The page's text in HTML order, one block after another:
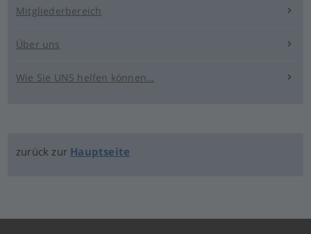
Mitgliederbereich
Über uns
Wie Sie UNS helfen können…
zurück zur Hauptseite